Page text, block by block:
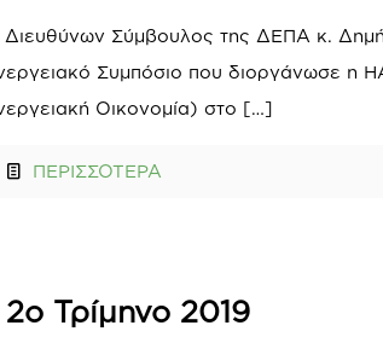
Σύμβουλος της ΔΕΠΑ κ.
Συμπόσιο που διοργάνωσε η
Οικονομία) στο […]
ΠΕΡΙΣΣΟΤΕΡΑ
Τρίμηνο 2019